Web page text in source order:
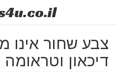
4u.co.il
צבע שחור אינו
דיכאון